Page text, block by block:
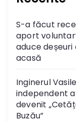
S-a făcut
aport
aduce
acasă
Inginerul
independent
devenit
Buzău”